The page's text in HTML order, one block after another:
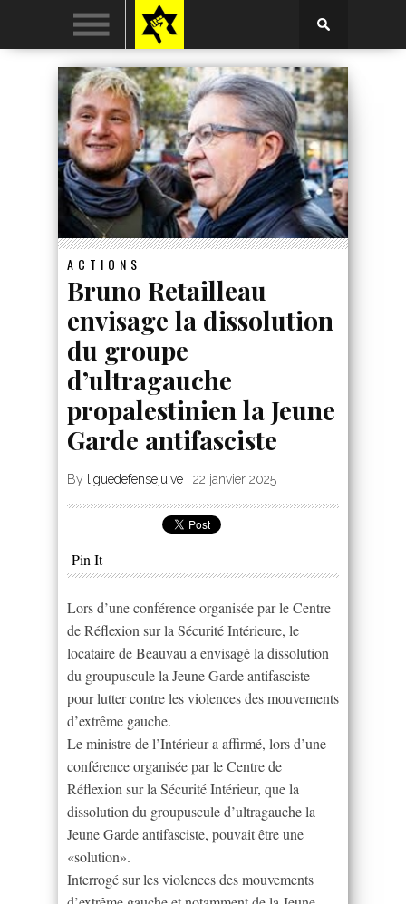
ACTIONS
Bruno Retailleau
envisage la dissolution
du groupe
d’ultragauche
propalestinien la Jeune
Garde antifasciste
By liguedefensejuive 22 janvier 2025
Pin It
Lors d’une conférence organisée par le Centre
de Réflexion sur la Sécurité Intérieure, le
locataire de Beauvau a envisagé la dissolution
du groupuscule la Jeune Garde antifasciste
pour lutter contre les violences des mouvements
d’extrême gauche.
Le ministre de l’Intérieur a affirmé, lors d’une
conférence organisée par le Centre de
Réflexion sur la Sécurité Intérieur, que la
dissolution du groupuscule d’ultragauche la
Jeune Garde antifasciste, pouvait être une
«solution».
Interrogé sur les violences des mouvements